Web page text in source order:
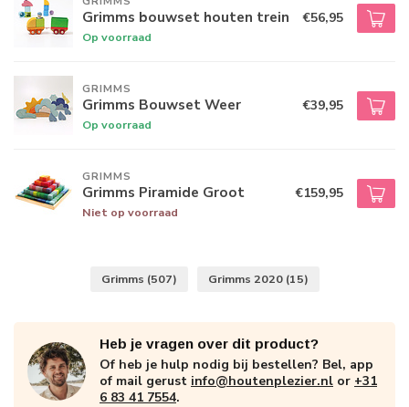
Grimms bouwset houten trein
Op voorraad
€56,95
GRIMMS
Grimms Bouwset Weer
Op voorraad
€39,95
GRIMMS
Grimms Piramide Groot
Niet op voorraad
€159,95
Grimms (507) Grimms 2020 (15)
Heb je vragen over dit product?
Of heb je hulp nodig bij bestellen? Bel, app
of mail gerust info@houtenplezier.nl or +31
6 83 41 7554.